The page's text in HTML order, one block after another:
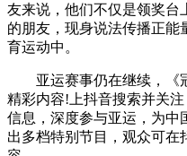
友来说，他们不仅是领奖台
的朋友，现身说法传播正能
育运动中。
亚运赛事仍在继续，《
精彩内容!上抖音搜索并关
信息，深度参与亚运，为中
出多档特别节目，观众可在